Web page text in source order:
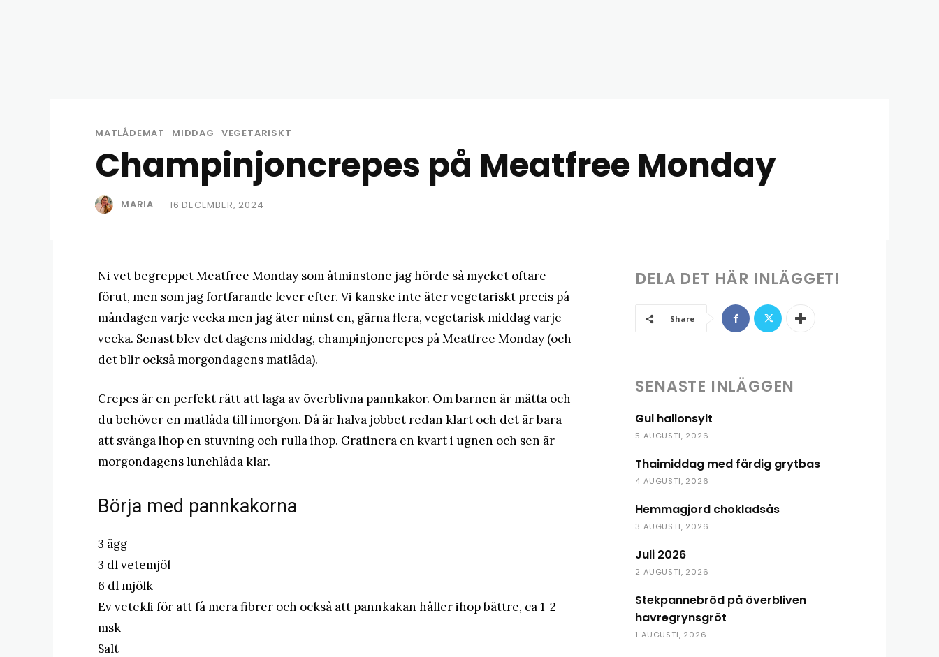
MATLÅDEMAT MIDDAG VEGETARISKT
Champinjoncrepes på Meatfree Monday
MARIA - 16 DECEMBER, 2024
Ni vet begreppet Meatfree Monday som åtminstone jag hörde så mycket oftare
förut, men som jag fortfarande lever efter. Vi kanske inte äter vegetariskt precis på
måndagen varje vecka men jag äter minst en, gärna flera, vegetarisk middag varje
vecka. Senast blev det dagens middag, champinjoncrepes på Meatfree Monday (och
det blir också morgondagens matlåda).
Crepes är en perfekt rätt att laga av överblivna pannkakor. Om barnen är mätta och
du behöver en matlåda till imorgon. Då är halva jobbet redan klart och det är bara
att svänga ihop en stuvning och rulla ihop. Gratinera en kvart i ugnen och sen är
morgondagens lunchlåda klar.
Börja med pannkakorna
3 ägg
3 dl vetemjöl
6 dl mjölk
Ev vetekli för att få mera fibrer och också att pannkakan håller ihop bättre, ca 1-2
msk
Salt
DELA DET HÄR INLÄGGET!
Share
SENASTE INLÄGGEN
Gul hallonsylt
5 AUGUSTI, 2026
Thaimiddag med färdig grytbas
4 AUGUSTI, 2026
Hemmagjord chokladsås
3 AUGUSTI, 2026
Juli 2026
2 AUGUSTI, 2026
Stekpannebröd på överbliven
havregrynsgröt
1 AUGUSTI, 2026